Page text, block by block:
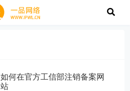
如何在官方工信部注销备案网
站